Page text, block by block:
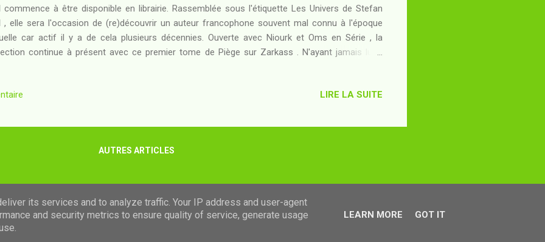
commence à être disponible en librairie. Rassemblée sous l'étiquette Les Univers de Stefan
, elle sera l'occasion de (re)découvrir un auteur francophone souvent mal connu à l'époque
car actif il y a de cela plusieurs décennies. Ouverte avec Niourk et Oms en Série , la
continue à présent avec ce premier tome de Piège sur Zarkass . N'ayant jamais lu le
animaux de trait, celles-ci sécrètent des onguents et produisent des gaz qui leur
matriarcal terrien envoie sur Zarkass pour une mission en toute app...
LIRE LA SUITE
AUTRES ARTICLES
Images de thèmes deluoman
its services and to analyze traffic. Your IP address and user-agent
and security metrics to ensure quality of service, generate usage
LEARN MORE GOT IT